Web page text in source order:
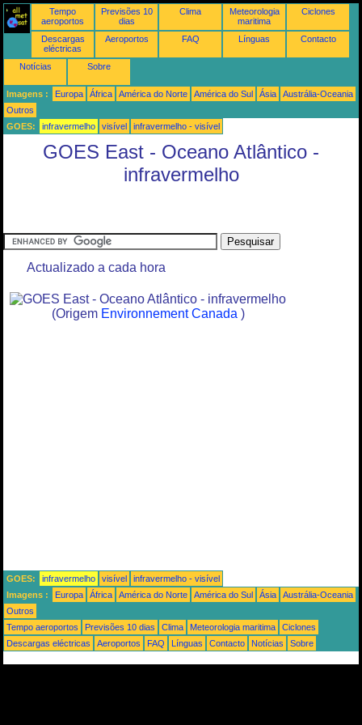
Tempo
aeroportos
Previsões 10
dias
Clima
Meteorologia
maritima
Ciclones
Descargas
eléctricas
Aeroportos FAQ Línguas Contacto
Notícias Sobre
Imagens : Europa África América do Norte América do Sul Ásia
Austrália-Oceania
Outros
GOES:
infravermelho visível infravermelho - visível
GOES East - Oceano Atlântico -
infravermelho
Actualizado a cada hora
(Origem Environnement Canada )
GOES: infravermelho visível
infravermelho - visível
Imagens :
Europa África América do Norte América do Sul Ásia
Austrália-Oceania
Outros
Tempo aeroportos
Previsões 10 dias Clima Meteorologia maritima
Ciclones
Descargas eléctricas
Aeroportos FAQ Línguas Contacto Notícias Sobre